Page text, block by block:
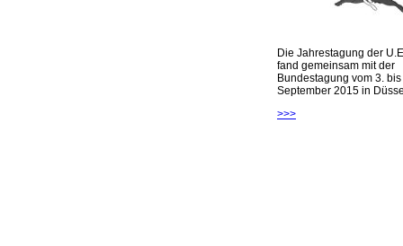
Die Jahrestagung der
fand gemeinsam mit der
Bundestagung vom 3. bis
September 2015 in
>>>